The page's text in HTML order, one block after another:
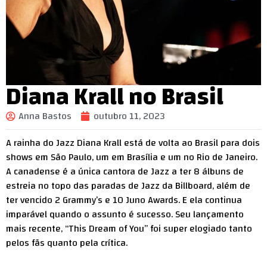
Diana Krall no Brasil
Anna Bastos
outubro 11, 2023
A rainha do Jazz Diana Krall está de volta ao Brasil para dois
shows em São Paulo, um em Brasília e um no Rio de Janeiro.
A canadense é a única cantora de Jazz a ter 8 álbuns de
estreia no topo das paradas de Jazz da Billboard, além de
ter vencido 2 Grammy’s e 10 Juno Awards. E ela continua
imparável quando o assunto é sucesso. Seu lançamento
mais recente, “This Dream of You” foi super elogiado tanto
pelos fãs quanto pela crítica.